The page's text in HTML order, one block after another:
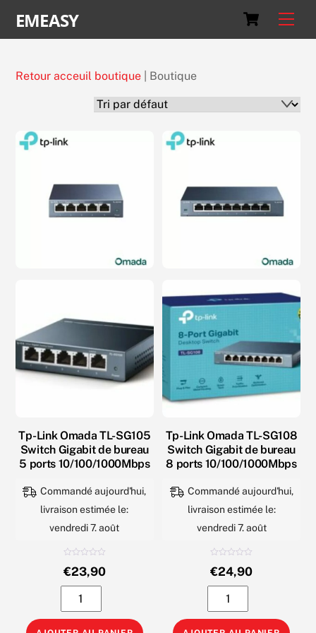
Cart
EMEASY
Retour acceuil boutique | Boutique
Tp-Link Omada TL-SG105
Switch Gigabit de bureau
5 ports 10/100/1000Mbps
Commandé aujourd'hui,
livraison estimée le:
vendredi 7. août
o
e
u
r
€23,90
quantité
de
Tp-Link Omada TL-SG108
Switch Gigabit de bureau
8 ports 10/100/1000Mbps
Commandé aujourd'hui,
livraison estimée le:
vendredi 7. août
o
e
u
r
€24,90
quantité
de